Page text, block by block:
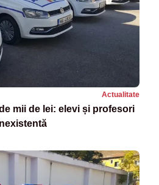
Actualitate
mii de lei: elevi și profesori